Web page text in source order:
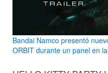
Bandai Namco presentó
ORBIT durante un panel en